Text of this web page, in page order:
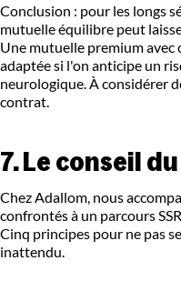
Conclusion : pour les longs
mutuelle équilibre peut
Une mutuelle premium
adaptée si l'on anticipe un
neurologique. À considérer
contrat.
7. Le conseil
Chez Adallom, nous
confrontés à un parcours
Cinq principes pour ne pas
inattendu.